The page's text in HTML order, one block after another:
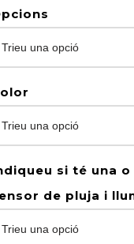
si té una
de pluja i